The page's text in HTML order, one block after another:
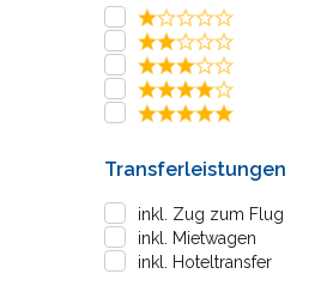
Transferleistungen
inkl. Zug zum Flug
inkl. Mietwagen
inkl. Hoteltransfer